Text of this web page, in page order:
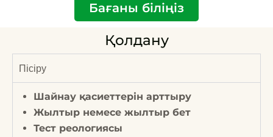
Бағаны біліңіз
Қолдану
Пісіру
Шайнау қасиеттерін арттыру
Жылтыр немесе жылтыр бет
Тест реологиясы